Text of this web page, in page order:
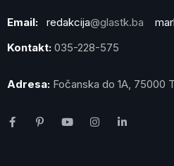
Email: redakcija@glastk.ba
Kontakt: 035-228-575
Adresa: Fočanska do 1A, 75000